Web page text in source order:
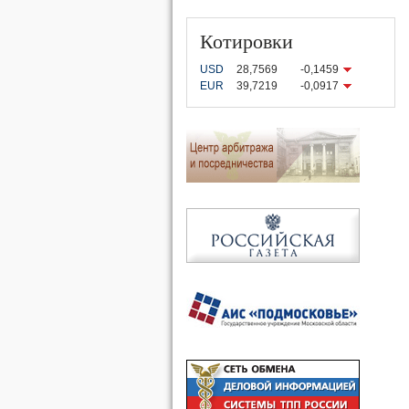
Котировки
USD 28,7569
-0,1459
EUR
39,7219 -0,0917